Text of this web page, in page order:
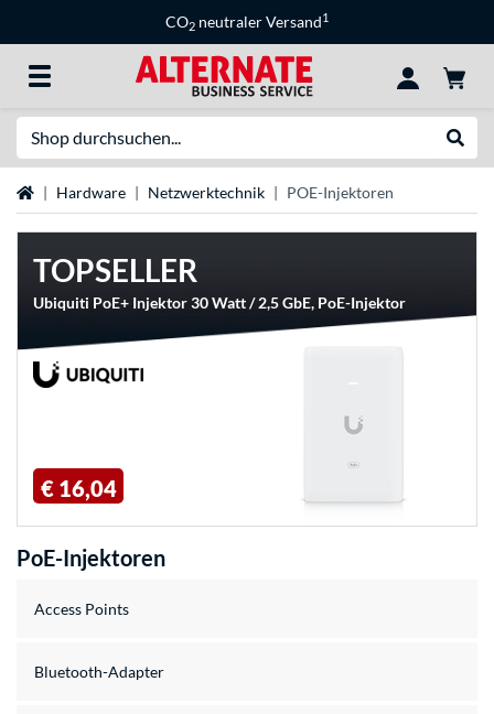
CO2 neutraler Versand1
StartseiteHardware Netzwerktechnik POE-Injektoren
TOPSELLER
Ubiquiti PoE+ Injektor 30 Watt / 2,5 GbE, PoE-Injektor
€ 16,04
PoE-Injektoren
Access Points
Bluetooth-Adapter